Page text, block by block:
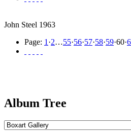
John Steel 1963
Page: 1 ·2…55·56·57·58·59·60·
Album Tree